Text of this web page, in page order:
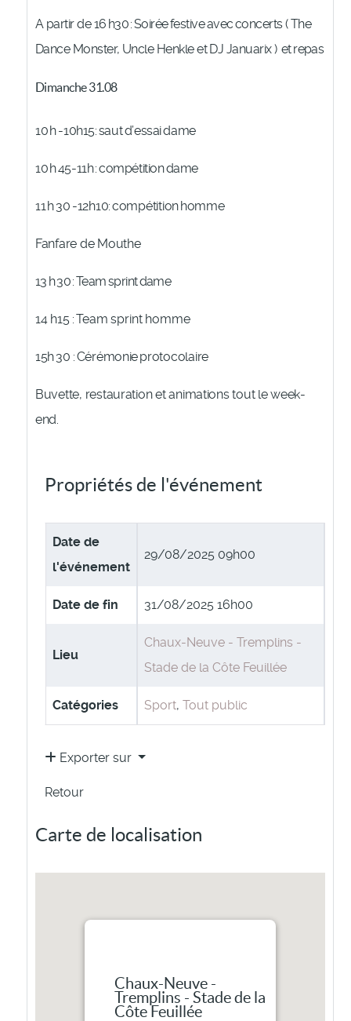
A partir de 16 h30:Soiréefestiveavecconcerts ( The
Dance Monster, Uncle Henkle et DJ Januarix ) etrepas
Dimanche 31.08
10h-10h15:sautd’essaidame
10h45-11h:compétitiondame
11h30 -12h10:compétitionhomme
Fanfare de Mouthe
13 h30:Teamsprintdame
14 h15 :Team sprint homme
15h30 :Cérémonieprotocolaire
Buvette, restauration et animations tout le week-
end.
Propriétés de l'événement
Date de
l'événement
29/08/2025 09h00
Date de fin 31/08/2025 16h00
Lieu
Chaux-Neuve - Tremplins -
Stade de la Côte Feuillée
Catégories Sport, Tout public
Exporter sur
Retour
Carte de localisation
Chaux-Neuve -
Tremplins - Stade de la
Côte Feuillée